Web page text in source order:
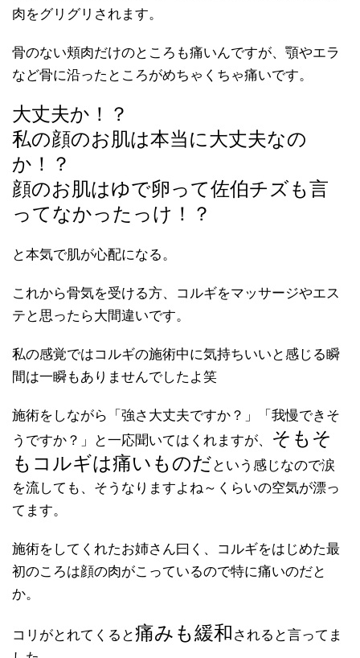
肉をグリグリされます。
骨のない頬肉だけのところも痛いんですが、顎やエラ
など骨に沿ったところがめちゃくちゃ痛いです。
大丈夫か！？
私の顔のお肌は本当に大丈夫なの
か！？
顔のお肌はゆで卵って佐伯チズも言
ってなかったっけ！？
と本気で肌が心配になる。
これから骨気を受ける方、コルギをマッサージやエス
テと思ったら大間違いです。
私の感覚ではコルギの施術中に気持ちいいと感じる瞬
間は一瞬もありませんでしたよ笑
施術をしながら「強さ大丈夫ですか？」「我慢できそ
うですか？」と一応聞いてはくれますが、
そもそ
もコルギは痛いものだ という感じなので涙
を流しても、そうなりますよね～くらいの空気が漂っ
てます。
施術をしてくれたお姉さん曰く、コルギをはじめた最
初のころは顔の肉がこっているので特に痛いのだと
か。
コリがとれてくると痛みも緩和 されると言ってま